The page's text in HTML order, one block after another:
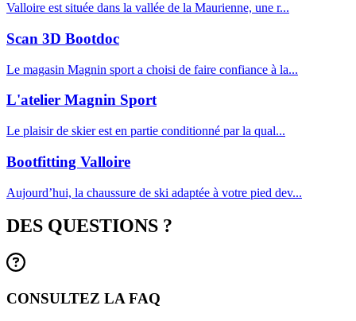
Valloire est située dans la vallée de la Maurienne, une r...
Scan 3D Bootdoc
Le magasin Magnin sport a choisi de faire confiance à la...
L'atelier Magnin Sport
Le plaisir de skier est en partie conditionné par la qual...
Bootfitting Valloire
Aujourd’hui, la chaussure de ski adaptée à votre pied dev...
DES QUESTIONS ?
CONSULTEZ LA FAQ